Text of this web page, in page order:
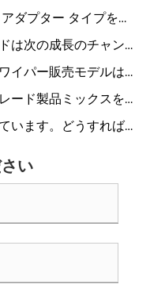
ダプター タイプを識
は次の成長のチャン
イパー販売モデルは
ード製品ミックスを
います。どうすれば
い